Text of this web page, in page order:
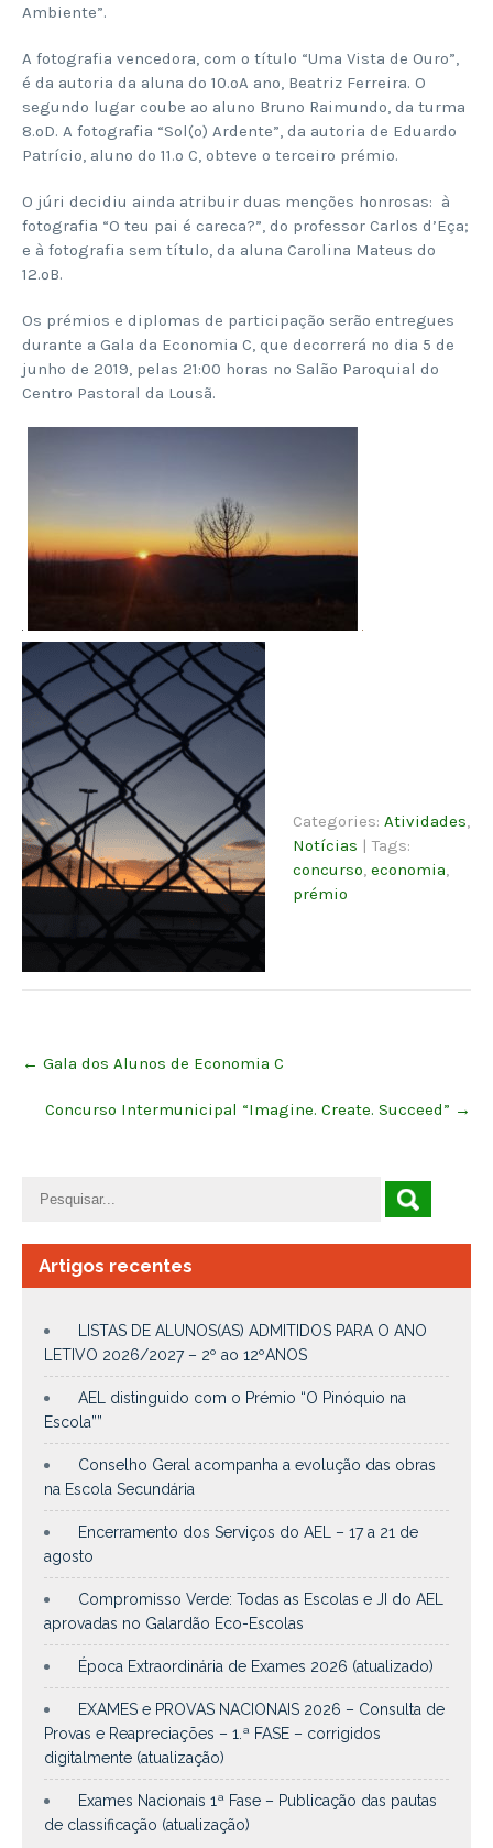
Ambiente”.
A fotografia vencedora, com o título “Uma Vista de Ouro”,
é da autoria da aluna do 10.ºA ano, Beatriz Ferreira. O
segundo lugar coube ao aluno Bruno Raimundo, da turma
8.ºD. A fotografia “Sol(o) Ardente”, da autoria de Eduardo
Patrício, aluno do 11.º C, obteve o terceiro prémio.
O júri decidiu ainda atribuir duas menções honrosas: à
fotografia “O teu pai é careca?”, do professor Carlos d’Eça;
e à fotografia sem título, da aluna Carolina Mateus do
12.ºB.
Os prémios e diplomas de participação serão entregues
durante a Gala da Economia C, que decorrerá no dia 5 de
junho de 2019, pelas 21:00 horas no Salão Paroquial do
Centro Pastoral da Lousã.
Categories: Atividades,
Notícias | Tags:
concurso, economia,
prémio
navigation
← Gala dos Alunos de Economia C
Concurso Intermunicipal “Imagine. Create. Succeed” →
Artigos recentes
LISTAS DE ALUNOS(AS) ADMITIDOS PARA O ANO
LETIVO 2026/2027 – 2º ao 12ºANOS
AEL distinguido com o Prémio “O Pinóquio na
Escola””
Conselho Geral acompanha a evolução das obras
na Escola Secundária
Encerramento dos Serviços do AEL – 17 a 21 de
agosto
Compromisso Verde: Todas as Escolas e JI do AEL
aprovadas no Galardão Eco-Escolas
Época Extraordinária de Exames 2026 (atualizado)
EXAMES e PROVAS NACIONAIS 2026 – Consulta de
Provas e Reapreciações – 1.ª FASE – corrigidos
digitalmente (atualização)
Exames Nacionais 1ª Fase – Publicação das pautas
de classificação (atualização)